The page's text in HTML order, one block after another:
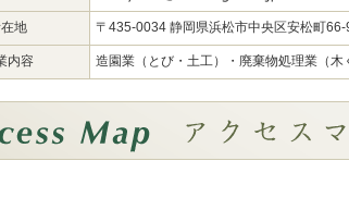
地 〒435-0034 静岡県浜松市中央区安松町66-
内容 造園業（とび・土工）・廃棄物処理業（木